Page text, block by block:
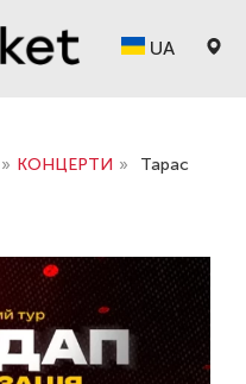
UA
» КОНЦЕРТИ »
Тарас